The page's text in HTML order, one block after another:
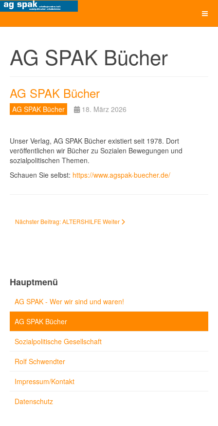
AG SPAK Bücher
AG SPAK Bücher
AG SPAK Bücher 18. März 2026
Unser Verlag, AG SPAK Bücher existiert seit 1978. Dort
veröffentlichen wir Bücher zu Sozialen Bewegungen und
sozialpolitischen Themen.
Schauen Sie selbst: https://www.agspak-buecher.de/
Nächster Beitrag: ALTERSHILFEWeiter
Hauptmenü
AG SPAK - Wer wir sind und waren!
AG SPAK Bücher
Sozialpolitische Gesellschaft
Rolf Schwendter
Impressum/Kontakt
Datenschutz